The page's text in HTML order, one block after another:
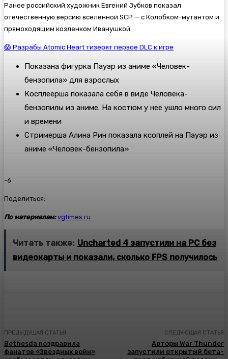
Ранее российский художник Евгений Зубков показал
отечественную версию вселенной SCP — с Колобком-мутантом и
прямоходящим козленком Иванушкой.
😱 Разрабы Atomic Heart тизерят первое DLC к игре
Показана фигурка Пауэр из аниме «Человек-
бензопила» для взрослых
Косплеерша показала себя в виде Человека-
бензопилы из аниме. На костюм у нее ушло много сил
и времени
Стримерша Алина Рин показала ксоплей на Пауэр из
аниме «Человек-бензопила»
-6
Поделиться:
По материалам: vgtimes.ru
Читать также: Uncharted 4 запустили на PC без
видеокарты и показали, сколько FPS получилось
ПРЕДЫДУЩАЯ СТАТЬЯ
Bethesda поздравила
фанатов «Звездных войн»
СЛЕДУЮЩАЯ СТАТЬЯ
Авторы War Thunder
запустили открытый бета-